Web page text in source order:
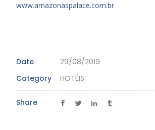
www.amazonaspalace.com.br
Date
29/08/2019
Category
HOTÉIS
Share